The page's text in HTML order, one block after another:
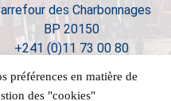
préférences en matière de
des "cookies"
des Charbonnages
BP 20150
+241 (0)11 73 00 80